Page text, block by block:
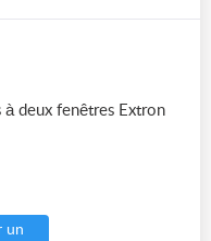
à deux fenêtres Extron
un